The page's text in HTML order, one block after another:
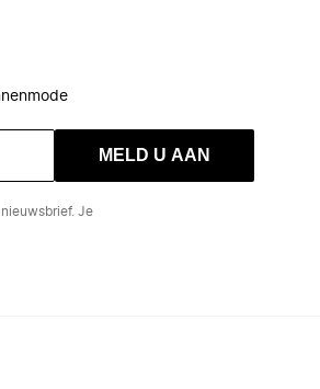
MELD U AAN
Je